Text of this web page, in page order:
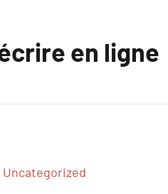
en ligne
Uncategorized